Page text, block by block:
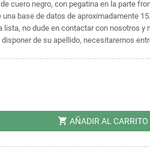
cuero negro, con pegatina en la parte
una base de datos de aproximadamente
lista, no dude en contactar con nosotros y
de su apellido, necesitaremos
shopping_cart AÑADIR AL CARRITO